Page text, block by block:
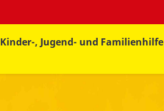
Kinder-, Jugend- und Familienhilfe